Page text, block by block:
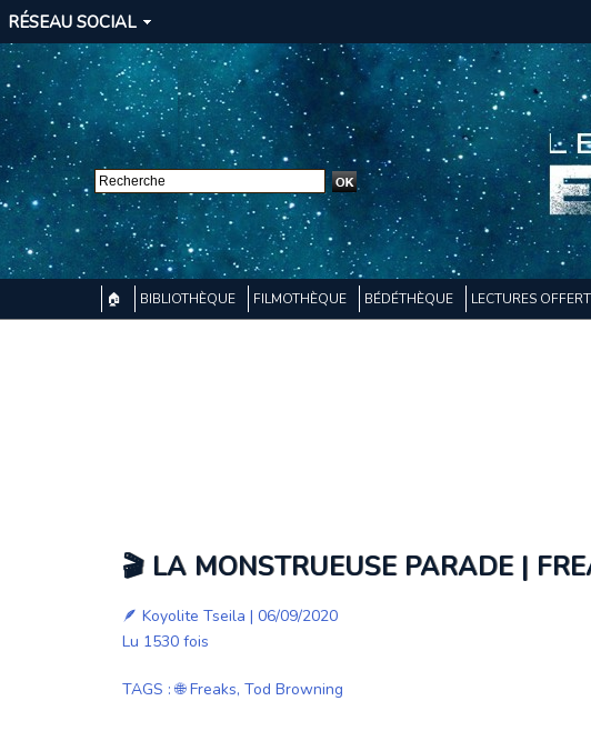
RÉSEAU SOCIAL
🏠 BIBLIOTHÈQUE FILMOTHÈQUE BÉDÉTHÈQUE LECTURES
🎬 LA MONSTRUEUSE PARADE |
🪶 Koyolite Tseila | 06/09/2020
Lu 1530 fois
TAGS :🌐 Freaks, Tod Browning